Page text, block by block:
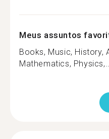
Meus assuntos
Books, Music, History,
Mathematics,